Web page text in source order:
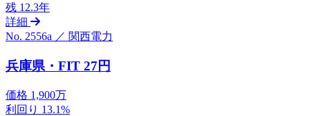
残 12.3年
詳細
No. 2556a ／ 関西電力
兵庫県・FIT 27円
価格 1,900万
利回り 13.1%